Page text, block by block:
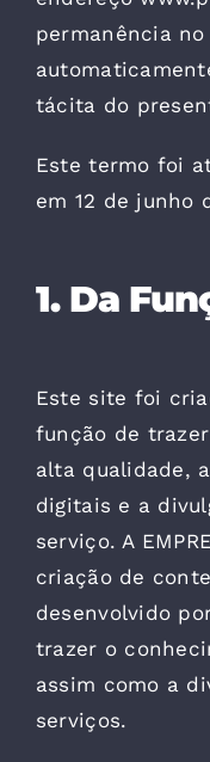
permanência
tácita do
Este termo foi
em 12 de junho
1. Da
Este site foi
função de
alta qualidade,
digitais e a
serviço. A
criação de
desenvolvido
trazer o
assim como a
serviços.